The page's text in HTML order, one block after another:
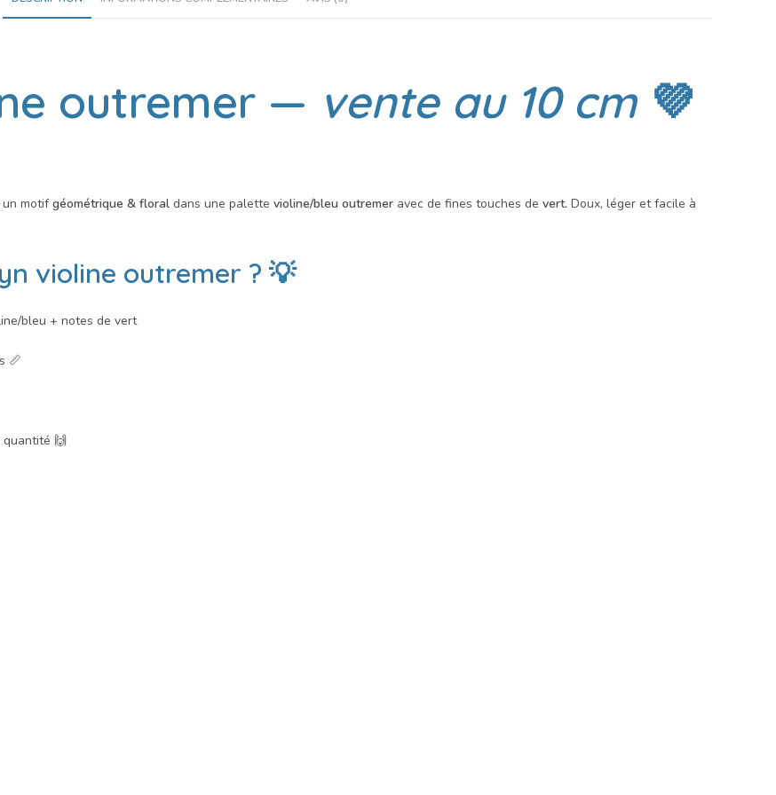
outremer — vente au 10 cm💜
un motifgéométrique & floral dans une palette violine/bleu outremer avec de fines touches de vert. Doux, léger et facile à
violine outremer ? 💡
bleu + notes de vert
📏
🙌